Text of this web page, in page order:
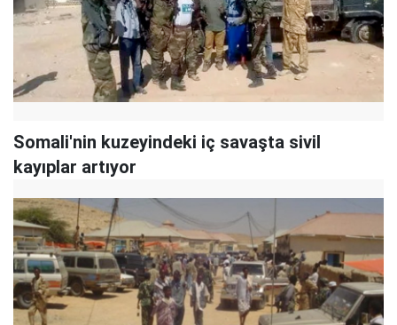
Somali'nin kuzeyindeki iç savaşta sivil
kayıplar artıyor